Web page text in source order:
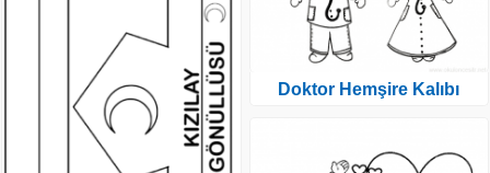
Doktor Hemşire Kalıbı